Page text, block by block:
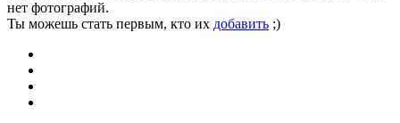
нет фотографий.
Ты можешь стать первым, кто их добавить ;)